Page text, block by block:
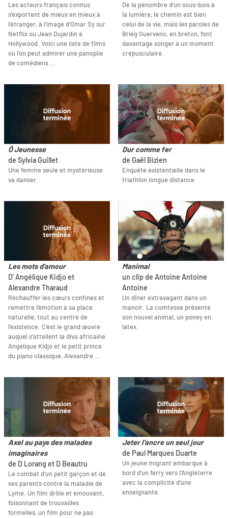
Les acteurs français connus
s’exportent de mieux en mieux à
l’étranger, à l’image d’Omar Sy sur
Netflix ou Jean Dujardin à
Hollywood. Voici une liste de films
où l’on peut admirer une panoplie
de comédiens …
De la pénombre d’un sous-bois à
la lumière, le chemin est bien
celui de la vie, mais les paroles de
Brieg Guerveno, en breton, font
davantage songer à un moment
crépusculaire.
Ô Jeunesse
de Sylvia Guillet
Une femme seule et mystérieuse
va danser.
Dur comme fer
de Gaël Bizien
Enquête existentielle dans le
triathlon longue distance
Les mots d'amour
D' Angélique Kidjo et
Alexandre Tharaud
Réchauffer les cœurs confinés et
remettre l’émotion à sa place
naturelle, tout au centre de
l’existence. C’est le grand œuvre
auquel s’attellent la diva africaine
Angélique Kidjo et le petit prince
du piano classique, Alexandre …
Manimal
un clip de Antoine Antoine
Antoine
Un dîner extravagant dans un
manoir. La comtesse présente
son nouvel animal, un poney en
latex.
Axel au pays des malades
imaginaires
de D Lorang et D Beautru
Le combat d’un petit garçon et de
ses parents contre la maladie de
Lyme. Un film drôle et émouvant,
foisonnant de trouvailles
formelles, un film pour ne pas
Jeter l'ancre un seul jour
de Paul Marques Duarte
Un jeune migrant embarque à
bord d’un ferry vers l’Angleterre
avec la complicité d'une
enseignante.